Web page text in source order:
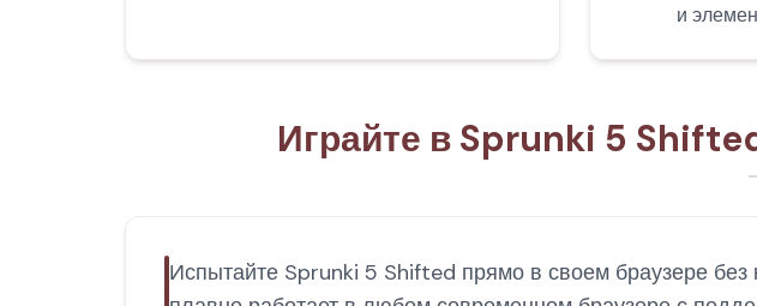
и
Играйте в Sprunki 5
Испытайте Sprunki 5 Shifted прямо в своем браузере без